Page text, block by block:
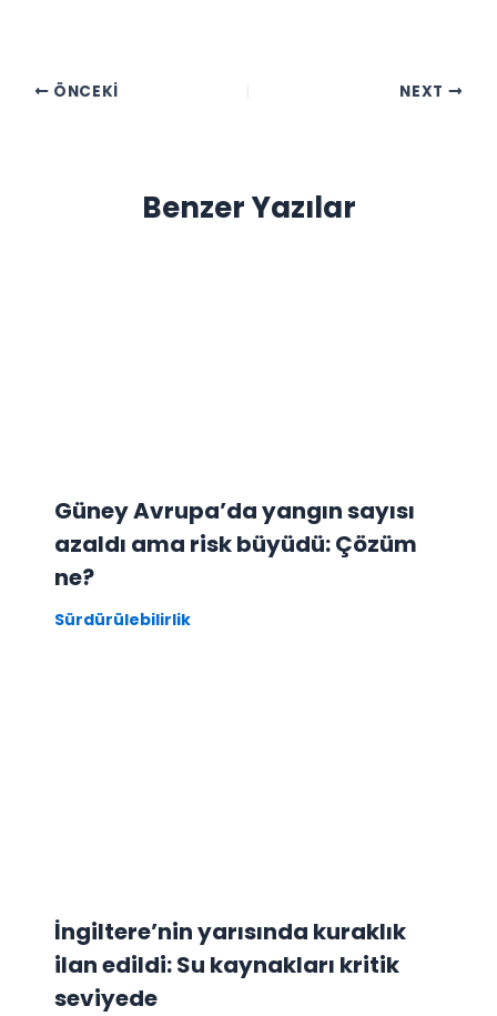
ÖNCEKI NEXT
Benzer Yazılar
Güney Avrupa’da yangın sayısı
azaldı ama risk büyüdü: Çözüm
ne?
Sürdürülebilirlik
İngiltere’nin yarısında kuraklık
ilan edildi: Su kaynakları kritik
seviyede